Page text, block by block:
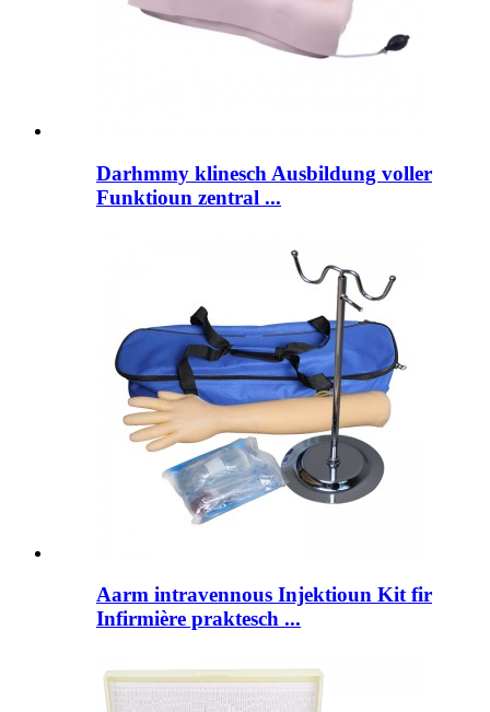
Darhmmy klinesch Ausbildung voller
Funktioun zentral ...
Aarm intravennous Injektioun Kit fir
Infirmière praktesch ...